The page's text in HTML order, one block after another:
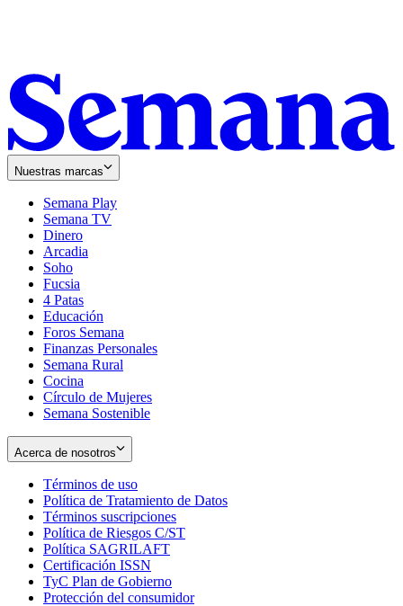
Nuestras marcas
Semana Play
Semana TV
Dinero
Arcadia
Soho
in
new
window
Fucsia
in
new
window
4 Patas
Educación
Foros Semana
Finanzas Personales
Semana Rural
Cocina
Círculo de Mujeres
Semana Sostenible
Acerca de nosotros
Términos de uso
in
new
window
Política de Tratamiento de Datos
Términos suscripciones
in
Política de Riesgos C/ST
Política SAGRILAFT
new
window
Certificación ISSN
in
new
TyC Plan de Gobierno
in
Protección del consumidorOpens